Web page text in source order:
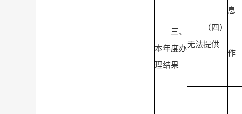
三、
本年度办
理结果
（四）
无法提供
息
作